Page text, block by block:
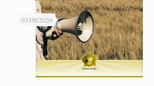
03/08/2026